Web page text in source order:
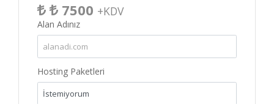
7500 +KDV
Alan Adınız
Hosting Paketleri